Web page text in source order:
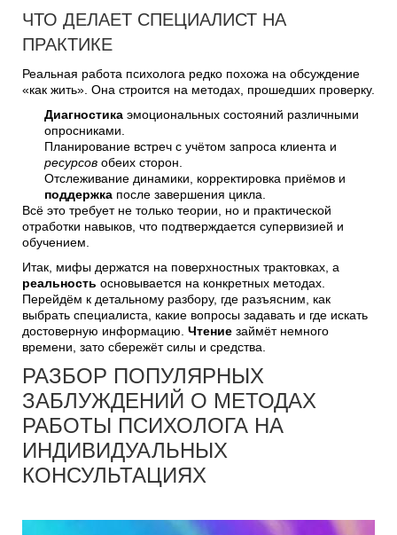
ЧТО ДЕЛАЕТ СПЕЦИАЛИСТ НА
ПРАКТИКЕ
Реальная работа психолога редко похожа на обсуждение
«как жить». Она строится на методах, прошедших проверку.
Диагностика эмоциональных состояний различными
опросниками.
Планирование встреч с учётом запроса клиента и
ресурсов обеих сторон.
Отслеживание динамики, корректировка приёмов и
поддержка после завершения цикла.
Всё это требует не только теории, но и практической
отработки навыков, что подтверждается супервизией и
обучением.
Итак, мифы держатся на поверхностных трактовках, а
реальность основывается на конкретных методах.
Перейдём к детальному разбору, где разъясним, как
выбрать специалиста, какие вопросы задавать и где искать
достоверную информацию. Чтение займёт немного
времени, зато сбережёт силы и средства.
РАЗБОР ПОПУЛЯРНЫХ
ЗАБЛУЖДЕНИЙ О МЕТОДАХ
РАБОТЫ ПСИХОЛОГА НА
ИНДИВИДУАЛЬНЫХ
КОНСУЛЬТАЦИЯХ